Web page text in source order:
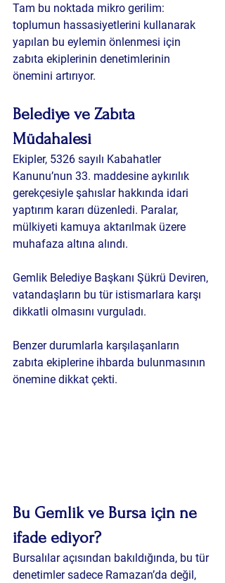
Tam bu noktada mikro gerilim:
toplumun hassasiyetlerini kullanarak
yapılan bu eylemin önlenmesi için
zabıta ekiplerinin denetimlerinin
önemini artırıyor.
Belediye ve Zabıta
Müdahalesi
Ekipler, 5326 sayılı Kabahatler
Kanunu’nun 33. maddesine aykırılık
gerekçesiyle şahıslar hakkında idari
yaptırım kararı düzenledi. Paralar,
mülkiyeti kamuya aktarılmak üzere
muhafaza altına alındı.
Gemlik Belediye Başkanı Şükrü Deviren,
vatandaşların bu tür istismarlara karşı
dikkatli olmasını vurguladı.
Benzer durumlarla karşılaşanların
zabıta ekiplerine ihbarda bulunmasının
önemine dikkat çekti.
Bu Gemlik ve Bursa için ne
ifade ediyor?
Bursalılar açısından bakıldığında, bu tür
denetimler sadece Ramazan’da değil,